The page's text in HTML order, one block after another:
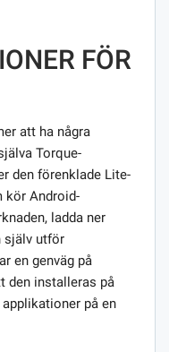
FÖR
att ha några
Torque-
den förenklade Lite-
kör Android-
ladda ner
själv utför
en genväg på
den installeras på
på en